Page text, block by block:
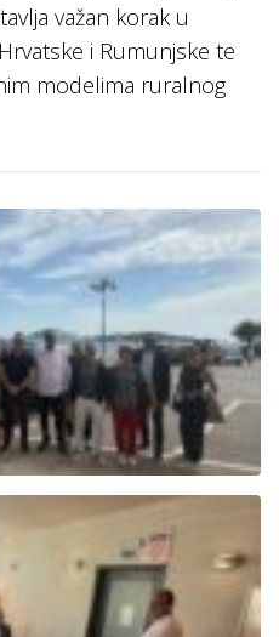
važan korak u
i Rumunjske te
modelima ruralnog